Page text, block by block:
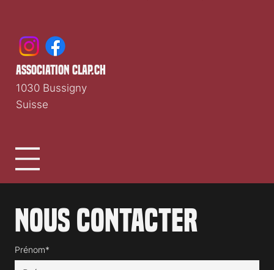
Nous contacter
Prénom*
association clap.ch
1030 Bussigny
Suisse